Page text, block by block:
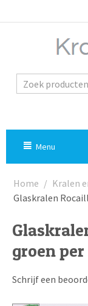
Menu
Home / Kralen
Glaskralen
groen
Schrijf een